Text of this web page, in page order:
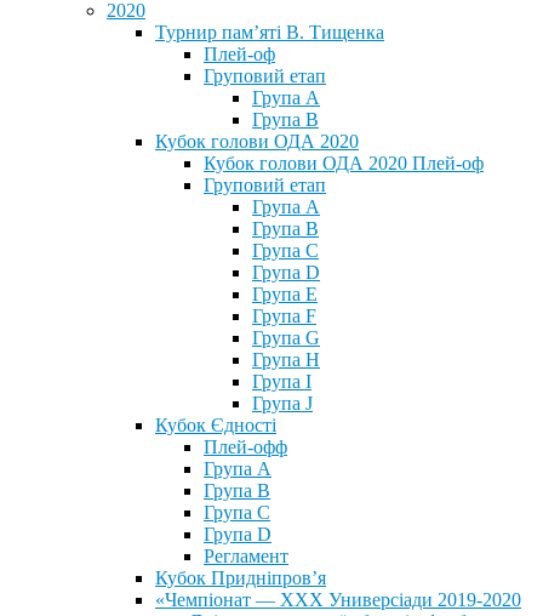
2020
Турнир пам’яті В. Тищенка
Плей-оф
Груповий етап
Група А
Група В
Кубок голови ОДА 2020
Кубок голови ОДА 2020 Плей-оф
Груповий етап
Група A
Група B
Група C
Група D
Група E
Група F
Група G
Група H
Група I
Група J
Кубок Єдності
Плей-офф
Група А
Група В
Група С
Група D
Регламент
Кубок Придніпров’я
«Чемпіонат — ХХХ Универсіади 2019-2020